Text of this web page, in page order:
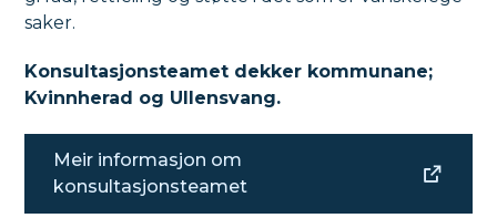
saker.
Konsultasjonsteamet dekker kommunane;
Kvinnherad og Ullensvang.
Meir informasjon om
konsultasjonsteamet